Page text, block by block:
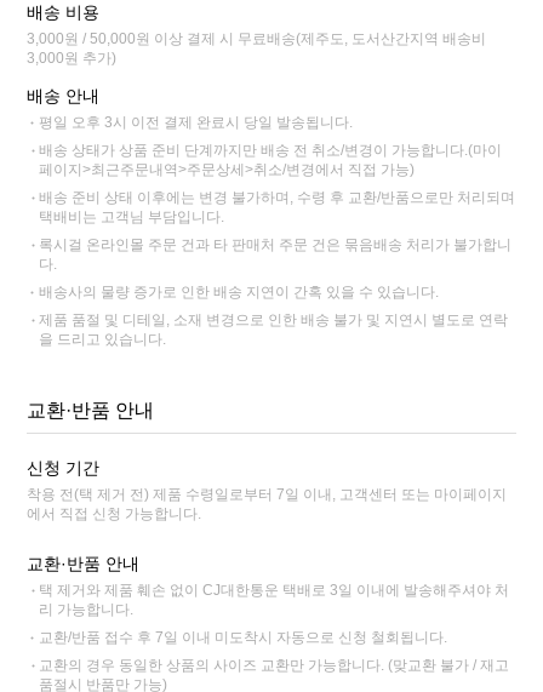
배송 비용
3,000원 / 50,000원 이상 결제 시 무료배송(제주도, 도서산간지역 배송비
3,000원 추가)
배송 안내
평일 오후 3시 이전 결제 완료시 당일 발송됩니다.
배송 상태가 상품 준비 단계까지만 배송 전 취소/변경이 가능합니다.(마이
페이지>최근주문내역>주문상세>취소/변경에서 직접 가능)
배송 준비 상태 이후에는 변경 불가하며, 수령 후 교환/반품으로만 처리되며
택배비는 고객님 부담입니다.
록시걸 온라인몰 주문 건과 타 판매처 주문 건은 묶음배송 처리가 불가합니
다.
배송사의 물량 증가로 인한 배송 지연이 간혹 있을 수 있습니다.
제품 품절 및 디테일, 소재 변경으로 인한 배송 불가 및 지연시 별도로 연락
을 드리고 있습니다.
교환·반품 안내
신청 기간
착용 전(택 제거 전) 제품 수령일로부터 7일 이내, 고객센터 또는 마이페이지
에서 직접 신청 가능합니다.
교환·반품 안내
택 제거와 제품 훼손 없이 CJ대한통운 택배로 3일 이내에 발송해주셔야 처
리 가능합니다.
교환/반품 접수 후 7일 이내 미도착시 자동으로 신청 철회됩니다.
교환의 경우 동일한 상품의 사이즈 교환만 가능합니다. (맞교환 불가 / 재고
품절시 반품만 가능)